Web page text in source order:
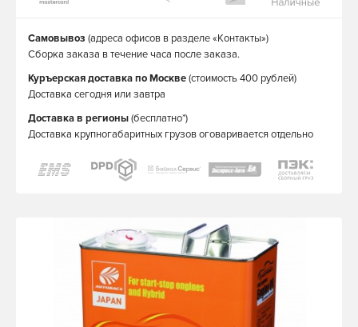
Самовывоз (адреса офисов в разделе «Контакты»)
Сборка заказа в течение часа после заказа.
Куръерская доставка по Москве(стоимость 400 рублей)
Доставка сегодня или завтра
Доставка в регионы(бесплатно*)
Доставка крупногабаритных грузов оговаривается отдельно